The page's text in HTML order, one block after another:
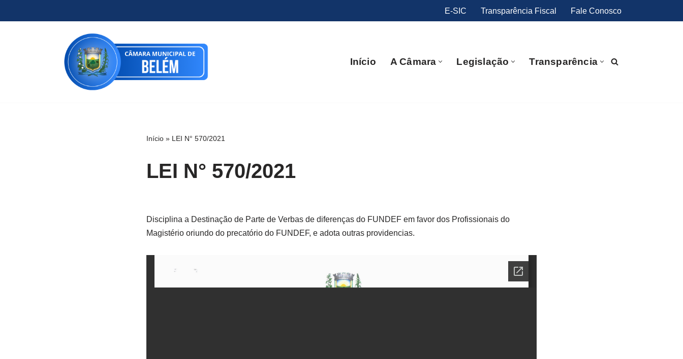
E-SIC Transparência Fiscal Fale Conosco
Início A Câmara Legislação Transparência
Início » LEI N° 570/2021
LEI N° 570/2021
Disciplina a Destinação de Parte de Verbas de diferenças do FUNDEF em favor dos Profissionais do
Magistério oriundo do precatório do FUNDEF, e adota outras providencias.